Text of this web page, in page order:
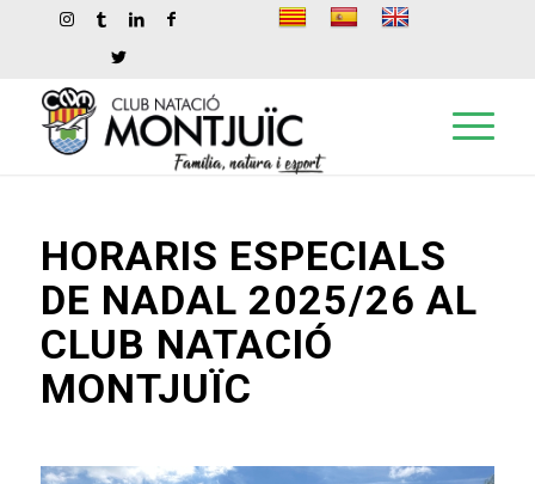
HORARIS ESPECIALS
DE NADAL 2025/26 AL
CLUB NATACIÓ
MONTJUÏC